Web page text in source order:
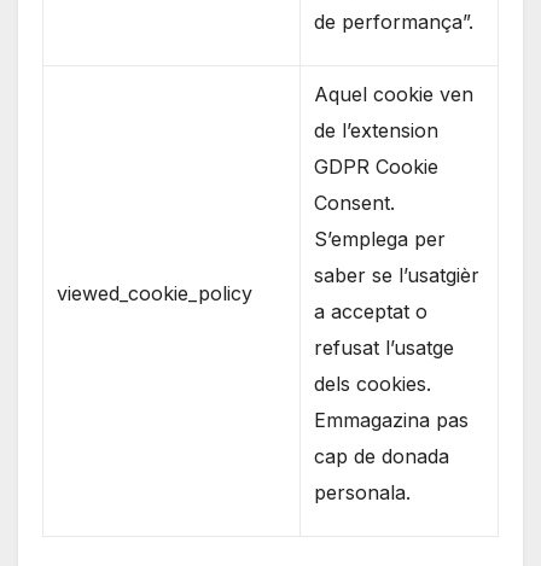
de performança”.
viewed_cookie_policy
Aquel cookie ven
de l’extension
GDPR Cookie
Consent.
S’emplega per
saber se l’usatgièr
a acceptat o
refusat l’usatge
dels cookies.
Emmagazina pas
cap de donada
personala.